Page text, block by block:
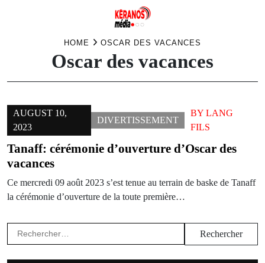
HOME OSCAR DES VACANCES
Oscar des vacances
AUGUST 10,
2023
DIVERTISSEMENT
BY LANG
FILS
Tanaff: cérémonie d’ouverture d’Oscar des
vacances
Ce mercredi 09 août 2023 s’est tenue au terrain de baske de Tanaff
la cérémonie d’ouverture de la toute première…
Rechercher :